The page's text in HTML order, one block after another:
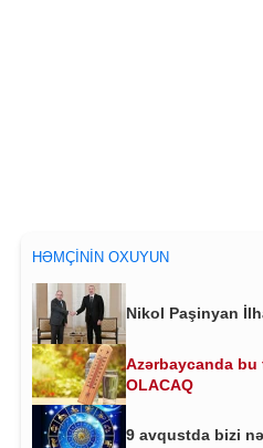
HƏMÇININ OXUYUN
Nikol Paşinyan
Azərbaycanda
OLACAQ
9 avqustda bizi